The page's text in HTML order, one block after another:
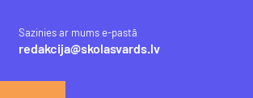
Sazinies ar mums e-pastā
redakcija@skolasvards.lv